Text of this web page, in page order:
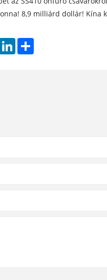
8,9 milliárd dollár! Kína
LinkedIn